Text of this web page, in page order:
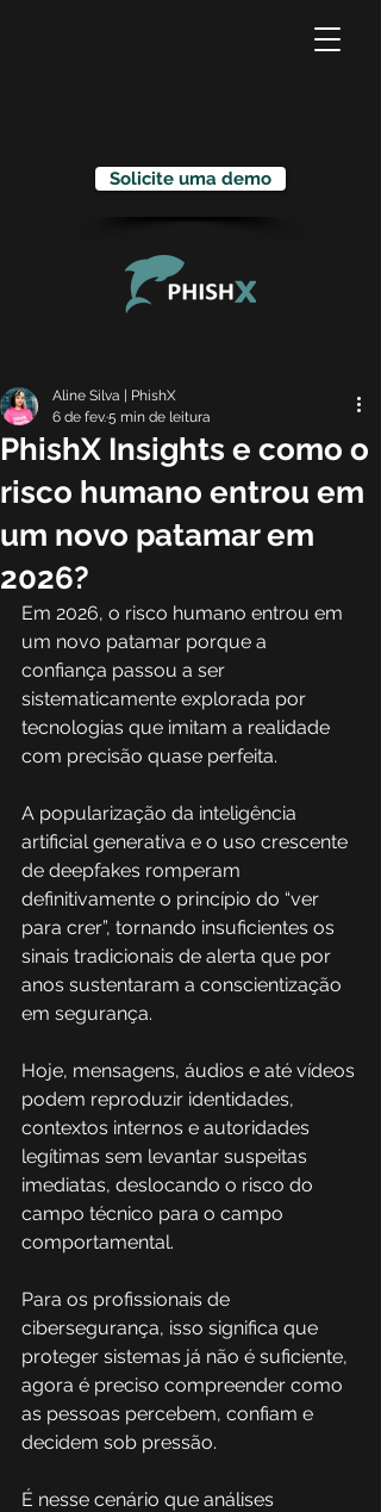
Solicite uma demo
PhishX Insights e como o
risco humano entrou em
um novo patamar em
2026?
Aline Silva | PhishX
6 de fev.5 min de leitura
Em 2026, o risco humano entrou em
um novo patamar porque a
confiança passou a ser
sistematicamente explorada por
tecnologias que imitam a realidade
com precisão quase perfeita.
A popularização da inteligência
artificial generativa e o uso crescente
de deepfakes romperam
definitivamente o princípio do “ver
para crer”, tornando insuficientes os
sinais tradicionais de alerta que por
anos sustentaram a conscientização
em segurança.
Hoje, mensagens, áudios e até vídeos
podem reproduzir identidades,
contextos internos e autoridades
legítimas sem levantar suspeitas
imediatas, deslocando o risco do
campo técnico para o campo
comportamental.
Para os profissionais de
cibersegurança, isso significa que
proteger sistemas já não é suficiente,
agora é preciso compreender como
as pessoas percebem, confiam e
decidem sob pressão.
É nesse cenário que análises